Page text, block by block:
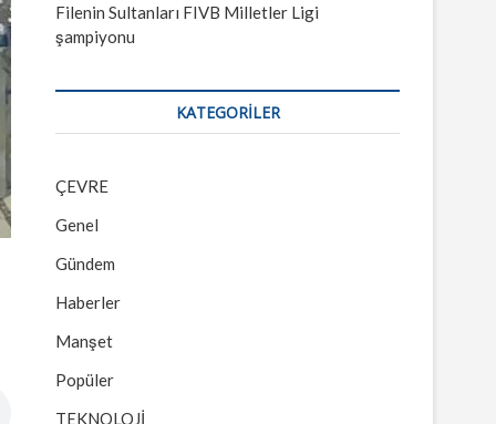
Filenin Sultanları FIVB Milletler Ligi
şampiyonu
KATEGORILER
ÇEVRE
Genel
Gündem
Haberler
Manşet
Popüler
TEKNOLOJİ